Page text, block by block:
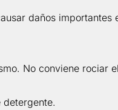
daños importantes
No conviene rociar